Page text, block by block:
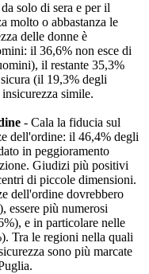
solo di sera e per il
molto o abbastanza le
delle donne è
il 36,6% non esce di
il restante 35,3%
(il 19,3% degli
simile.
- Cala la fiducia sul
dell'ordine: il 46,4% degli
in peggioramento
Giudizi più positivi
di piccole dimensioni.
dell'ordine dovrebbero
essere più numerosi
e in particolare nelle
Tra le regioni nella quali
sono più marcate